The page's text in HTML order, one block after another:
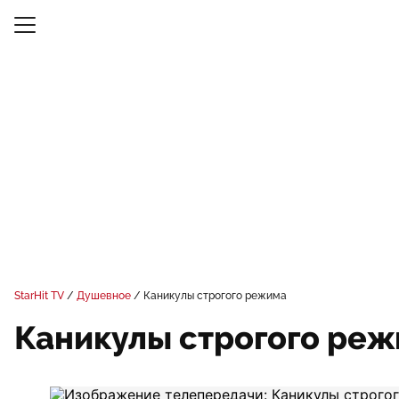
StarHit TV Душевное Каникулы строгого режима
Каникулы строгого